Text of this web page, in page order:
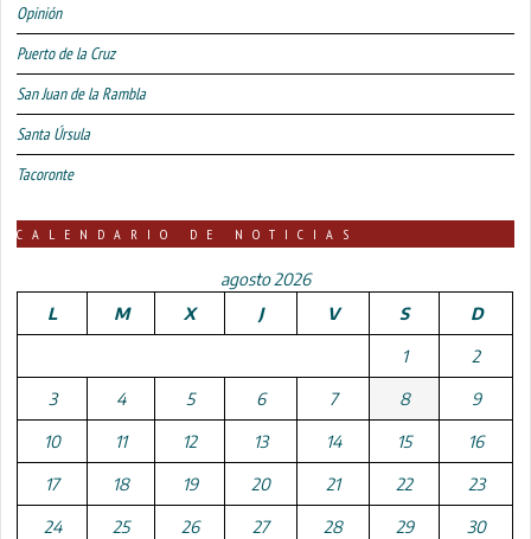
Opinión
Puerto de la Cruz
San Juan de la Rambla
Santa Úrsula
Tacoronte
CALENDARIO DE NOTICIAS
agosto 2026
L
M X J V S D
1 2
3 4 5 6 7 8 9
10 11 12 13 14 15 16
17 18 19 20 21 22 23
24 25 26 27 28 29 30